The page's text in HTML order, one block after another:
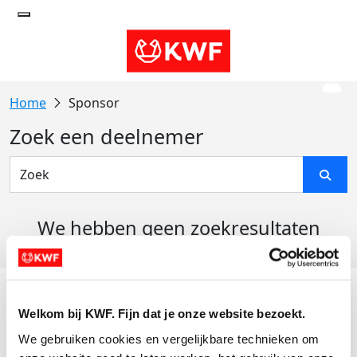
Welkom bij KWF. Fijn dat je onze website bezoekt.
We gebruiken cookies en vergelijkbare technieken om
Sponsor
Zoek een deelnemer
We hebben geen zoekresultaten
Actiematerialen
Evenementen